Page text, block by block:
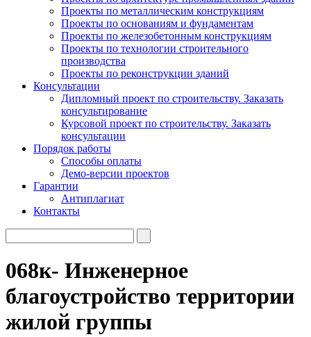
Проекты по металлическим конструкциям
Проекты по основаниям и фундаментам
Проекты по железобетонным конструкциям
Проекты по технологии строительного
производства
Проекты по реконструкции зданий
Консультации
Дипломный проект по строительству. Заказать
консультирование
Курсовой проект по строительству. Заказать
консультации
Порядок работы
Способы оплаты
Демо-версии проектов
Гарантии
Антиплагиат
Контакты
068к- Инженерное
благоустройство территории
жилой группы